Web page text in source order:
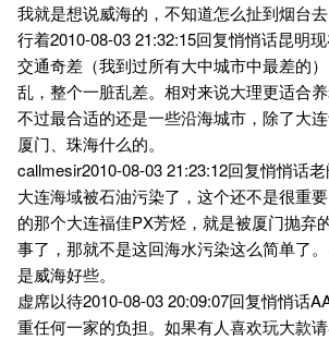
我就是想说威海的，不知道怎么扯到烟台
行着2010-08-03 21:32:15回复悄悄话昆明
交通奇差（我到过所有大中城市中最差的
乱，整个一脏乱差。相对来说大理更适合养
不过最合适的还是一些沿海城市，除了大连
厦门、珠海什么的。
callmesir2010-08-03 21:23:12回复悄悄话
大连海域被石油污染了，这个还不是很重
的那个大连福佳PX芳烃，就是被厦门抛弃
事了，那就不是这回海水污染这么简单了
是威海好些。
虚席以待2010-08-03 20:09:07回复悄悄话
重任何一家的负担。如果有人喜欢玩大款